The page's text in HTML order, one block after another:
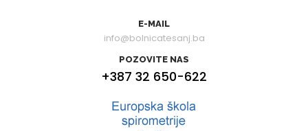
E-MAIL
info@bolnicatesanj.ba
POZOVITE NAS
+387 32 650-622